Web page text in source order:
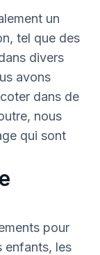
un
tel que des
divers
avons
dans de
nous
qui sont
pour
enfants, les